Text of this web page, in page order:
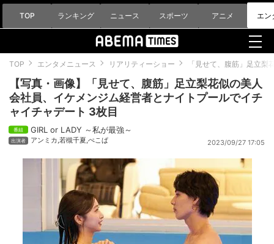
TOP ランキング ニュース スポーツ アニメ エン
TOP エンタメニュース リアリティーショー 「見せて、腹筋」足立
【写真・画像】「見せて、腹筋」足立梨花似の美人
会社員、イケメンジム経営者とナイトプールでイチ
ャイチャデート 3枚目
GIRL or LADY ～私が最強～
アンミカ,若槻千夏,ぺこぱ 2023/09/27 17:05